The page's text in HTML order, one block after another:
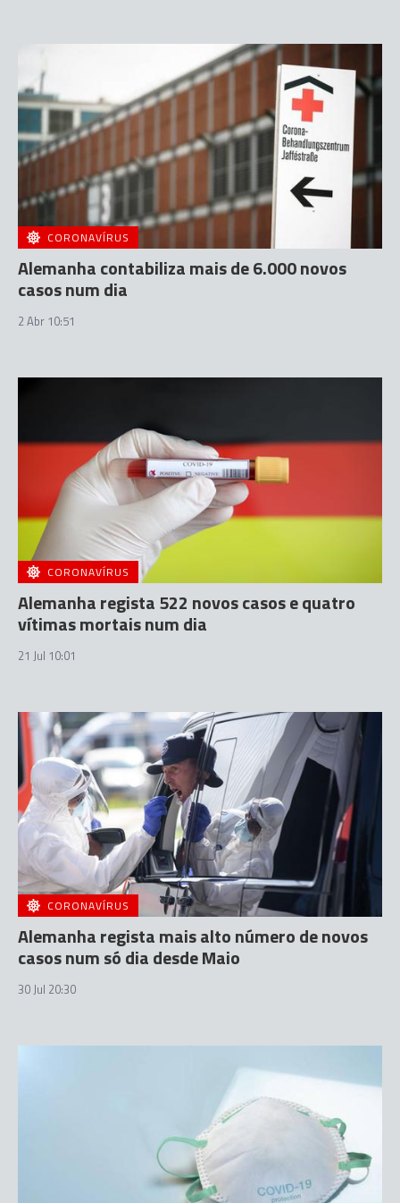
CORONAVÍRUS
Alemanha contabiliza mais de 6.000 novos
casos num dia
2 Abr 10:51
CORONAVÍRUS
Alemanha regista 522 novos casos e quatro
vítimas mortais num dia
21 Jul 10:01
CORONAVÍRUS
Alemanha regista mais alto número de novos
casos num só dia desde Maio
30 Jul 20:30